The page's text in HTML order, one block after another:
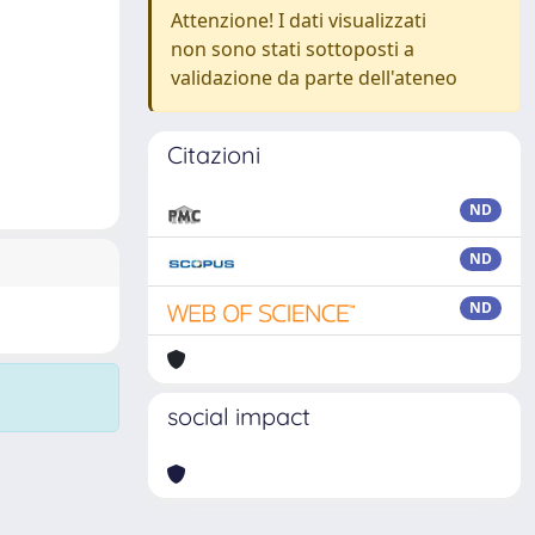
Attenzione! I dati visualizzati
non sono stati sottoposti a
validazione da parte dell'ateneo
Citazioni
ND
ND
ND
social impact